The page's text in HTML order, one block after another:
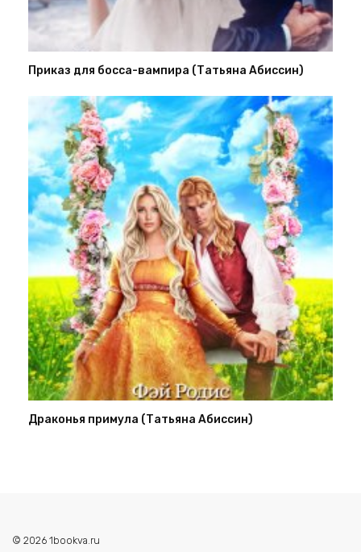
Приказ для босса-вампира (Татьяна Абиссин)
Драконья примула (Татьяна Абиссин)
© 2026 1bookva.ru